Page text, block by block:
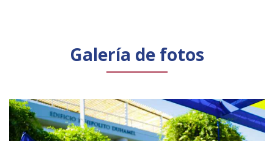
Galería de fotos